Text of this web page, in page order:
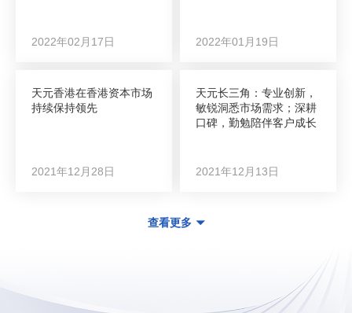
2022年02月17日 2022年01月19日
天元香港在香港资本市场
持续保持领先
2021年12月28日
天元长三角：专业创新，
敏锐洞悉市场需求；深耕
口碑，勤勉陪伴客户成长
2021年12月13日
查看更多